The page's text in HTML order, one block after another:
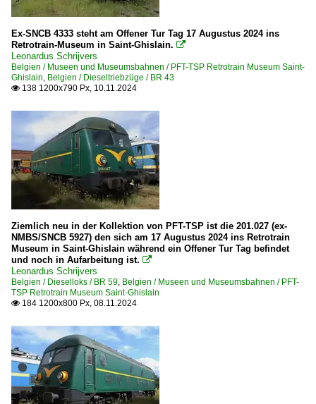
Ex-SNCB 4333 steht am Offener Tur Tag 17 Augustus 2024 ins
Retrotrain-Museum in Saint-Ghislain. 
Leonardus Schrijvers
Belgien / Museen und Museumsbahnen / PFT-TSP Retrotrain Museum Saint-
Ghislain, Belgien / Dieseltriebzüge / BR 43
 138 1200x790 Px, 10.11.2024
Ziemlich neu in der Kollektion von PFT-TSP ist die 201.027 (ex-
NMBS/SNCB 5927) den sich am 17 Augustus 2024 ins Retrotrain
Museum in Saint-Ghislain während ein Offener Tur Tag befindet
und noch in Aufarbeitung ist. 
Leonardus Schrijvers
Belgien / Dieselloks / BR 59, Belgien / Museen und Museumsbahnen / PFT-
TSP Retrotrain Museum Saint-Ghislain
 184 1200x800 Px, 08.11.2024